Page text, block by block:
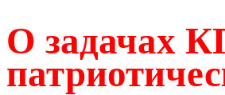
О задачах